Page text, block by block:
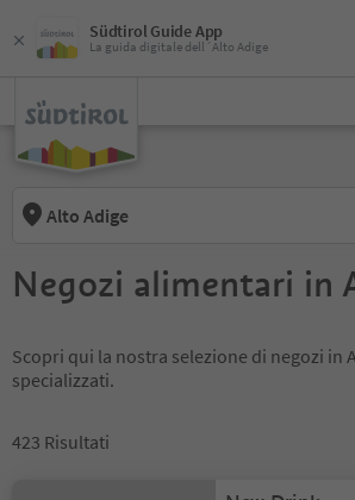
Südtirol Guide App
La guida digitale dell´Alto Adige
Alto Adige
Negozi alimentari in
Scopri qui la nostra selezione di negozi in
specializzati.
423 Risultati